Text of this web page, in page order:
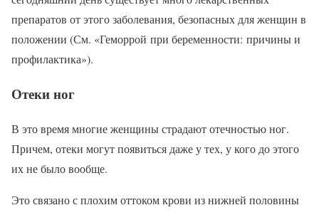
препаратов от этого заболевания, безопасных для женщин в
положении (См. «Геморрой при беременности: причины и
профилактика»).
Отеки ног
В это время многие женщины страдают отечностью ног.
Причем, отеки могут появиться даже у тех, у кого до этого
их не было вообще.
Это связано с плохим оттоком крови из нижней половины